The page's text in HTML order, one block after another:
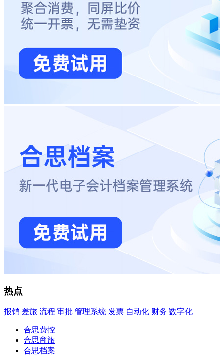
热点
报销 差旅 流程 审批 管理系统 发票 自动化 财务 数字化
合思费控
合思商旅
合思档案